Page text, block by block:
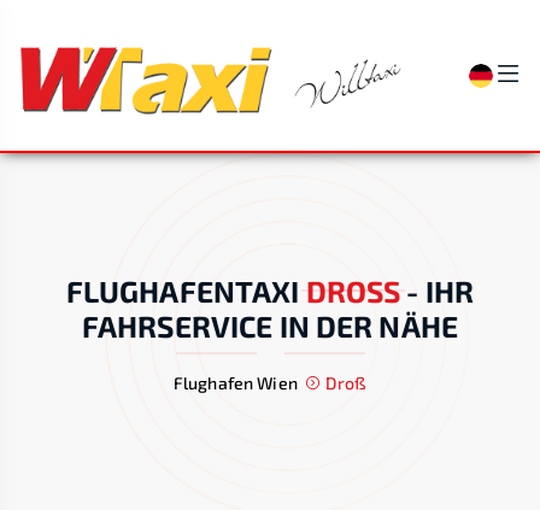
FLUGHAFENTAXI DROSS - IHR
FAHRSERVICE IN DER NÄHE
Flughafen Wien Droß